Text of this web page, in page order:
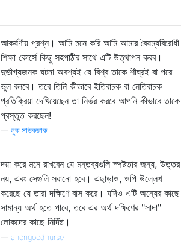
আকর্ষণীয় প্রশ্ন। আমি মনে করি আমি আমার বৈষম্যবিরোধী
শিক্ষা কোর্সে কিছু সহপাঠীর সাথে এটি উত্থাপন করব।
দুর্ভাগ্যজনক ঘটনা অবশ্যই যে বিশ্ব তাকে শীঘ্রই বা পরে
ভুল বলবে। তবে তিনি কীভাবে ইতিবাচক বা নেতিবাচক
প্রতিক্রিয়া দেখিয়েছেন তা নির্ভর করবে আপনি কীভাবে তাকে
প্রস্তুত করছেন!
লুক সাউকজাক
দয়া করে মনে রাখবেন যে মন্তব্যগুলি স্পষ্টতার জন্য, উত্তর
নয়, এবং সেগুলি সরানো হবে। এছাড়াও, ওপি উল্লেখ
করেছে যে তারা দক্ষিণে বাস করে। যদিও এটি অন্যের কাছে
সামান্য অর্থ হতে পারে, তবে এর অর্থ দক্ষিণের "সাদা"
লোকদের কাছে নির্দিষ্ট।
anongoodnurse